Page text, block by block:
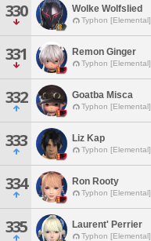
330 Wolke Wolfslied
Typhon [Elemental]
331 Remon Ginger
Typhon [Elemental]
332 Goatba Misca
Typhon [Elemental]
333 Liz Kap
Typhon [Elemental]
334 Ron Rooty
Typhon [Elemental]
335 Laurent' Perrier
Typhon [Elemental]